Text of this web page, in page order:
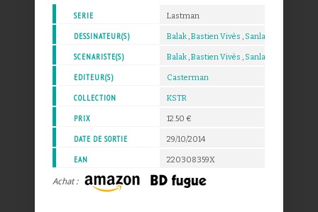
SERIE Lastman
DESSINATEUR(S) Balak ,Bastien Vivès , Sanlaville
SCENARISTE(S) Balak ,Bastien Vivès , Sanlaville
EDITEUR(S) Casterman
COLLECTION KSTR
PRIX 12.50 €
DATE DE SORTIE 29/10/2014
EAN 220308359X
Achat :